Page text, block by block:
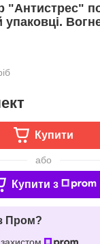
"Антистрес"
упаковці.
Купити
або
Купити з
Пром?